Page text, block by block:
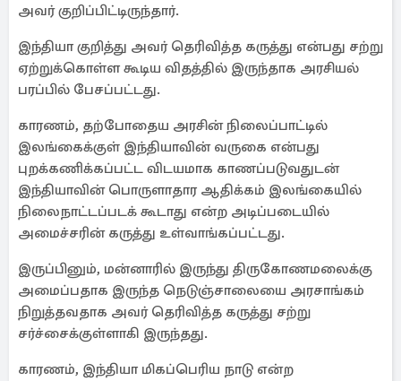
அவர் குறிப்பிட்டிருந்தார்.
இந்தியா குறித்து அவர் தெரிவித்த கருத்து என்பது சற்று
ஏற்றுக்கொள்ள கூடிய விதத்தில் இருந்தாக அரசியல்
பரப்பில் பேசப்பட்டது.
காரணம், தற்போதைய அரசின் நிலைப்பாட்டில்
இலங்கைக்குள் இந்தியாவின் வருகை என்பது
புறக்கணிக்கப்பட்ட விடயமாக காணப்படுவதுடன்
இந்தியாவின் பொருளாதார ஆதிக்கம் இலங்கையில்
நிலைநாட்டப்படக் கூடாது என்ற அடிப்படையில்
அமைச்சரின் கருத்து உள்வாங்கப்பட்டது.
இருப்பினும், மன்னாரில் இருந்து திருகோணமலைக்கு
அமைப்பதாக இருந்த நெடுஞ்சாலையை அரசாங்கம்
நிறுத்தவதாக அவர் தெரிவித்த கருத்து சற்று
சர்ச்சைக்குள்ளாகி இருந்தது.
காரணம், இந்தியா மிகப்பெரிய நாடு என்ற